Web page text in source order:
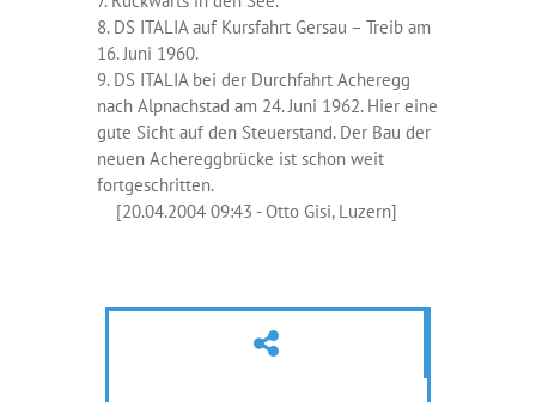
8. DS ITALIA auf Kursfahrt Gersau – Treib am
16. Juni 1960.
9. DS ITALIA bei der Durchfahrt Acheregg
nach Alpnachstad am 24. Juni 1962. Hier eine
gute Sicht auf den Steuerstand. Der Bau der
neuen Achereggbrücke ist schon weit
fortgeschritten.
[20.04.2004 09:43 - Otto Gisi, Luzern]